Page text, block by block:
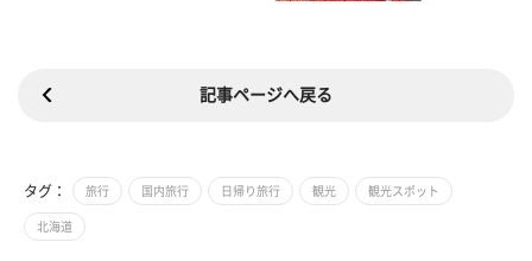
記事ページへ戻る
タグ： 旅行 国内旅行 日帰り旅行 観光 観光スポット
北海道